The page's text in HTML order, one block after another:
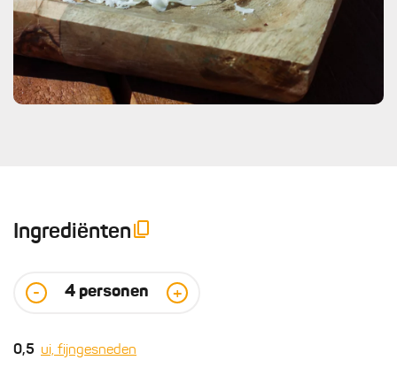
Ingrediënten
- 4 personen +
0,5 ui, fijngesneden